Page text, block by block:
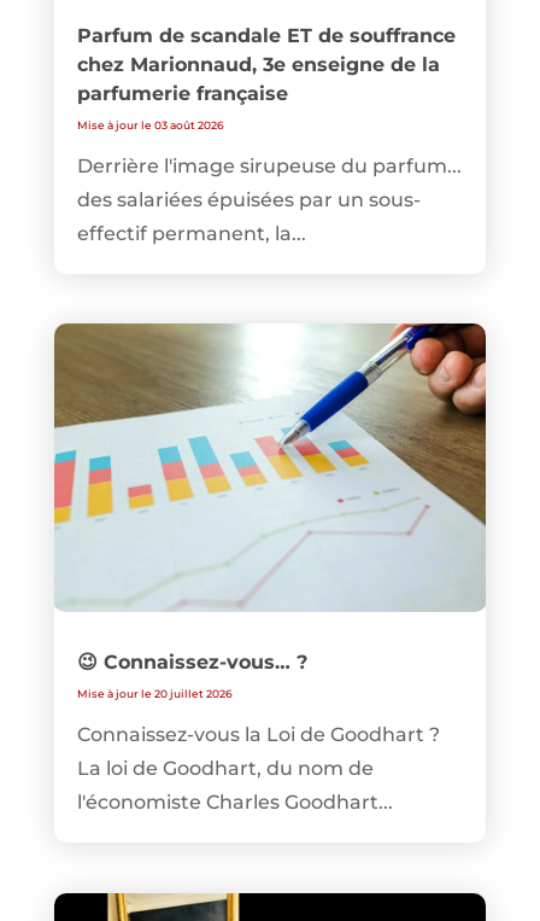
Parfum de scandale ET de souffrance
chez Marionnaud, 3e enseigne de la
parfumerie française
Mise à jour le 03 août 2026
Derrière l'image sirupeuse du parfum...
des salariées épuisées par un sous-
effectif permanent, la...
😉 Connaissez-vous… ?
Mise à jour le 20 juillet 2026
Connaissez-vous la Loi de Goodhart ?
La loi de Goodhart, du nom de
l'économiste Charles Goodhart...